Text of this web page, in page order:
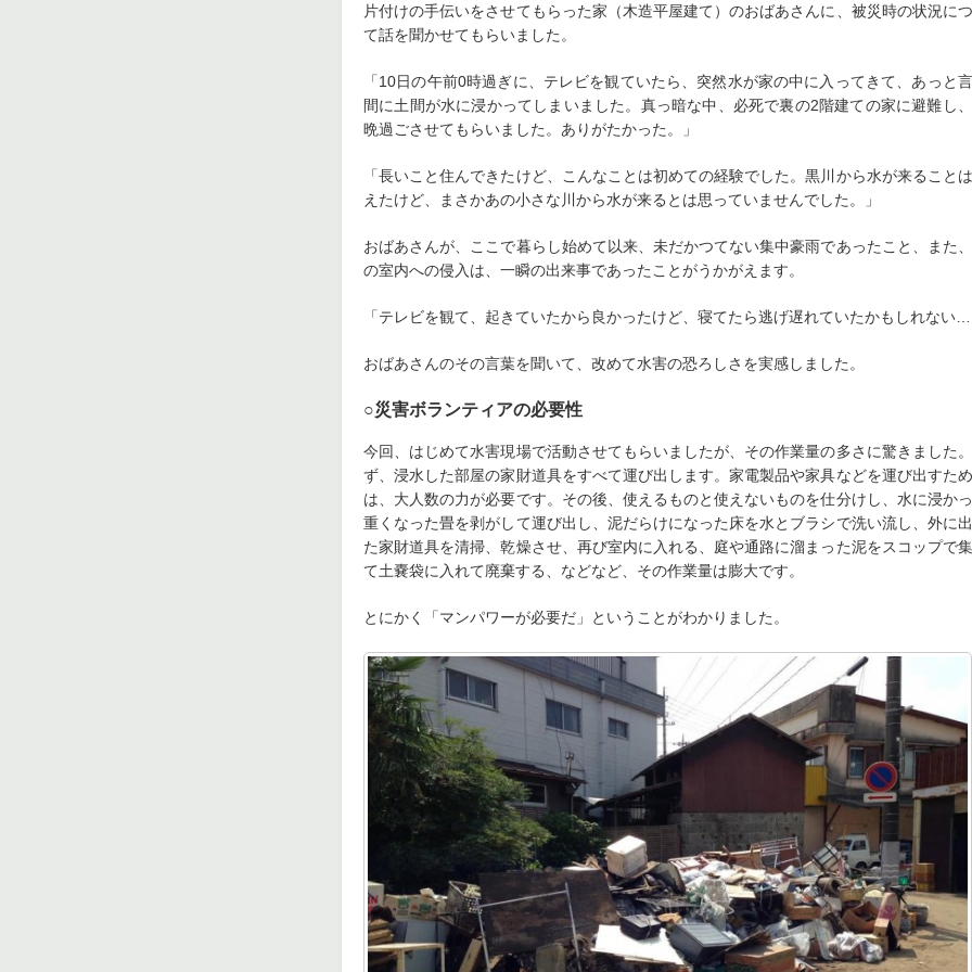
片付けの手伝いをさせてもらった家（木造平屋建て）のおばあさんに、被災時の状況に
て話を聞かせてもらいました。
「10日の午前0時過ぎに、テレビを観ていたら、突然水が家の中に入ってきて、あっと
間に土間が水に浸かってしまいました。真っ暗な中、必死で裏の2階建ての家に避難し
晩過ごさせてもらいました。ありがたかった。」
「長いこと住んできたけど、こんなことは初めての経験でした。黒川から水が来ること
えたけど、まさかあの小さな川から水が来るとは思っていませんでした。」
おばあさんが、ここで暮らし始めて以来、未だかつてない集中豪雨であったこと、また
の室内への侵入は、一瞬の出来事であったことがうかがえます。
「テレビを観て、起きていたから良かったけど、寝てたら逃げ遅れていたかもしれない…
おばあさんのその言葉を聞いて、改めて水害の恐ろしさを実感しました。
○災害ボランティアの必要性
今回、はじめて水害現場で活動させてもらいましたが、その作業量の多さに驚きました
ず、浸水した部屋の家財道具をすべて運び出します。家電製品や家具などを運び出すた
は、大人数の力が必要です。その後、使えるものと使えないものを仕分けし、水に浸か
重くなった畳を剥がして運び出し、泥だらけになった床を水とブラシで洗い流し、外に
た家財道具を清掃、乾燥させ、再び室内に入れる、庭や通路に溜まった泥をスコップで
て土嚢袋に入れて廃棄する、などなど、その作業量は膨大です。
とにかく「マンパワーが必要だ」ということがわかりました。